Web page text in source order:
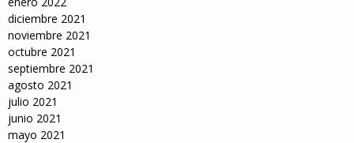
diciembre 2021
noviembre 2021
octubre 2021
septiembre 2021
agosto 2021
julio 2021
junio 2021
mayo 2021